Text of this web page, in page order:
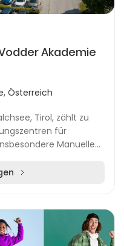
Akademie
Österreich
Tirol, zählt zu
für
Manuelle